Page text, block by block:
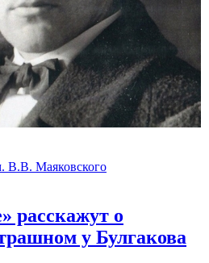
В.В. Маяковского
расскажут о
у Булгакова